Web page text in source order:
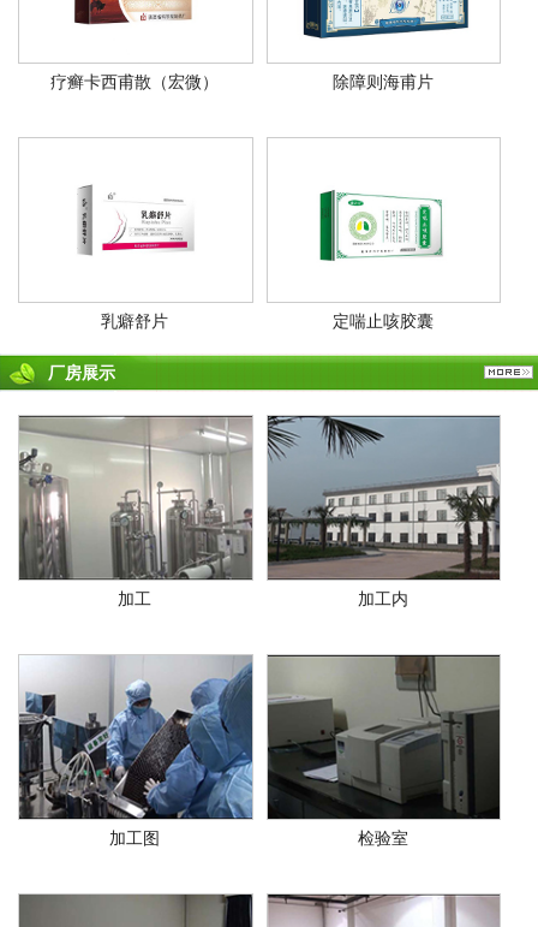
疗癣卡西甫散（宏微） 除障则海甫片
乳癖舒片 定喘止咳胶囊
厂房展示
加工 加工内
加工图 检验室